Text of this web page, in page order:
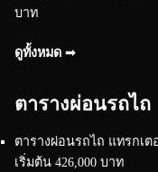
บาท
ดูทั้งหมด ➟
ตารางผ่อนรถไถ
ตารางผ่อนรถไถ แทรกเต
เริ่มต้น 426,000 บาท